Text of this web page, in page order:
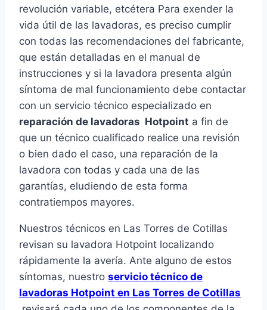
revolución variable, etcétera Para exender la
vida útil de las lavadoras, es preciso cumplir
con todas las recomendaciones del fabricante,
que están detalladas en el manual de
instrucciones y si la lavadora presenta algún
síntoma de mal funcionamiento debe contactar
con un servicio técnico especializado en
reparación de lavadoras Hotpoint a fin de
que un técnico cualificado realice una revisión
o bien dado el caso, una reparación de la
lavadora con todas y cada una de las
garantías, eludiendo de esta forma
contratiempos mayores.
Nuestros técnicos en Las Torres de Cotillas
revisan su lavadora Hotpoint localizando
rápidamente la avería. Ante alguno de estos
síntomas, nuestro servicio técnico de
lavadoras Hotpoint en Las Torres de Cotillas